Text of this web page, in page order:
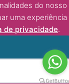
do nosso
uma experiência
de privacidade.